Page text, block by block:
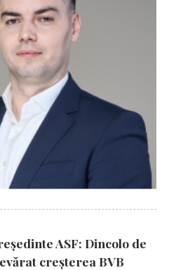
ASF: Dincolo de
creșterea BVB